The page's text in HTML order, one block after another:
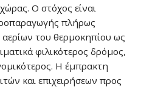
Ο στόχος είναι
πλήρως
του θερμοκηπίου ως
φιλικότερος δρόμος,
Η έμπρακτη
και επιχειρήσεων προς